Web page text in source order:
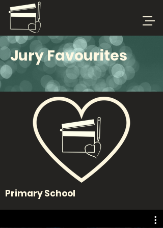
Jury Favourites
Primary School